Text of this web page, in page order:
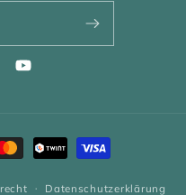
YouTube
Datenschutzerklärung